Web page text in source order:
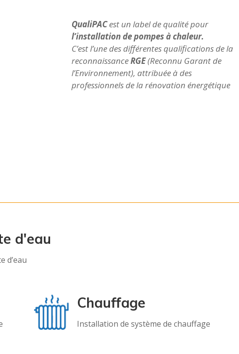
QualiPACest un label de qualité pour
l’installation de pompes à chaleur.
C’est l’une des différentes qualifications de la
reconnaissanceRGE(Reconnu Garant de
l’Environnement), attribuée à des
professionnels de la rénovation énergétique
d'eau
d’eau
Chauffage
Installation de système de chauffage